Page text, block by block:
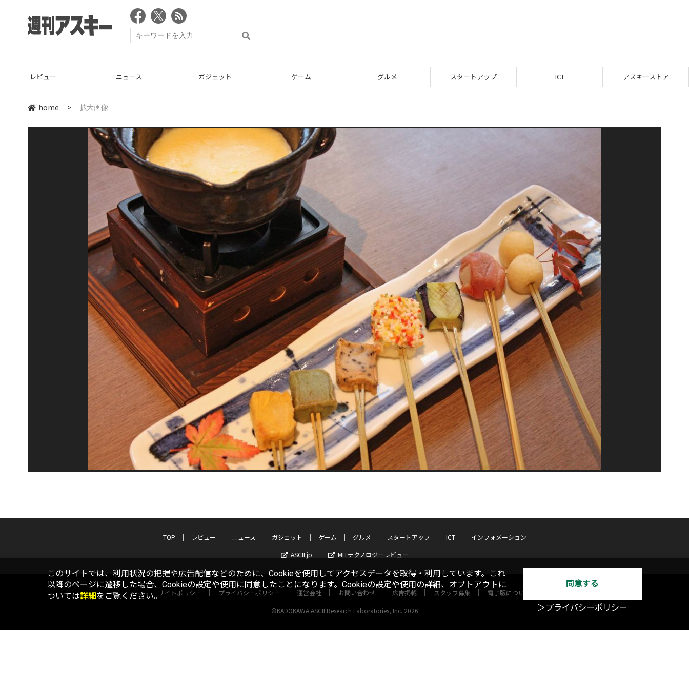
レビュー ニュース ガジェット ゲーム グルメ スタートアップ ICT アスキーストア
home > 拡大画像
TOP レビュー ニュース ガジェット ゲーム グルメ スタートアップ ICT
インフォメーション
ASCII.jp
MITテクノロジーレビュー
サイトポリシー プライバシーポリシー 運営会社 お問い合わせ 広告掲載 スタッフ募集 電子版について
©KADOKAWA ASCII Research Laboratories, Inc. 2026
このサイトでは、利用状況の把握や広告配信などのために、Cookieを使用してアクセスデータを取得・利用しています。これ
以降のページに遷移した場合、Cookieの設定や使用に同意したことになります。Cookieの設定や使用の詳細、オプトアウトに
ついては詳細をご覧ください。
同意する
＞プライバシーポリシー